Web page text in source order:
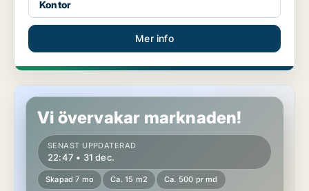
Kontor
Mer info
Butikslokal på Södermalm
Vi övervakar marknaden!
SENAST UPPDATERAD
22:47 • 31 dec.
Skapad 7 mo Ca. 15 m2 Ca. 500 pr md